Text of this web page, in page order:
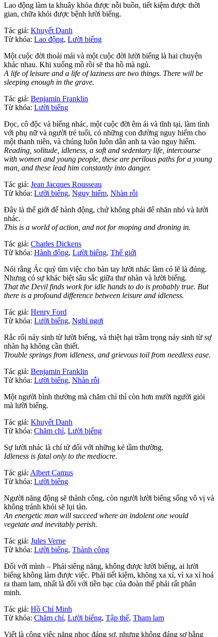
Lao động làm ta khuây khỏa được nỗi buồn, tiết kiệm được thời
gian, chữa khỏi được bệnh lười biếng.
Tác giả: Khuyết Danh
Từ khóa: Lao động, Lười biếng
Một cuộc đời thoải mái và một cuộc đời lười biếng là hai chuyện
khác nhau. Khi xuống mồ rồi sẽ tha hồ mà ngủ.
A life of leisure and a life of laziness are two things. There will be
sleeping enough in the grave.
Tác giả: Benjamin Franklin
Từ khóa: Lười biếng
Đọc, cô độc và biếng nhác, một cuộc đời êm ái và tĩnh tại, làm tình
với phụ nữ và người trẻ tuổi, có những con đường nguy hiểm cho
một thanh niên, và chúng luôn luôn dẫn anh ta vào nguy hiểm.
Reading, solitude, idleness, a soft and sedentary life, intercourse
with women and young people, these are perilous paths for a young
man, and these lead him constantly into danger.
Tác giả: Jean Jacques Rousseau
Từ khóa: Lười biếng, Nguy hiểm, Nhàn rỗi
Đây là thế giới để hành động, chứ không phải để nhăn nhó và lười
nhác.
This is a world of action, and not for moping and droning in.
Tác giả: Charles Dickens
Từ khóa: Hành động, Lười biếng, Thế giới
Nói rằng Ác quỷ tìm việc cho bàn tay lười nhác làm có lẽ là đúng.
Nhưng có sự khác biệt sâu sắc giữa thư nhàn và lười biếng.
That the Devil finds work for idle hands to do is probably true. But
there is a profound difference between leisure and idleness.
Tác giả: Henry Ford
Từ khóa: Lười biếng, Nghỉ ngơi
Rắc rối nảy sinh từ lười biếng, và thiệt hại trầm trọng nảy sinh từ sự
nhàn hạ không cần thiết.
Trouble springs from idleness, and grievous toil from needless ease.
Tác giả: Benjamin Franklin
Từ khóa: Lười biếng, Nhàn rỗi
Một người bình thường mà chăm chỉ thì còn hơn mười người giỏi
mà lười biếng.
Tác giả: Khuyết Danh
Từ khóa: Chăm chỉ, Lười biếng
Sự lười nhác là chí tử đối với những kẻ tầm thường.
Idleness is fatal only to the mediocre.
Tác giả: Albert Camus
Từ khóa: Lười biếng
Người năng động sẽ thành công, còn người lười biếng sống vô vị và
không tránh khỏi sẽ lụi tàn.
An energetic man will succeed where an indolent one would
vegetate and inevitably perish.
Tác giả: Jules Verne
Từ khóa: Lười biếng, Thành công
Đối với mình – Phải siêng năng, không được lười biếng, ai lười
biếng không làm được việc. Phải tiết kiệm, không xa xỉ, vì xa xỉ hoá
ra tham lam, nhất là đối với tiền bạc của đoàn thể phải rất phân
minh.
Tác giả: Hồ Chí Minh
Từ khóa: Chăm chỉ, Lười biếng, Tập thể, Tham lam
Viết là công việc nặng nhọc đáng sợ, nhưng không đáng sợ bằng